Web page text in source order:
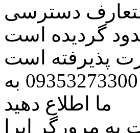
دسترسی
گردیده است
پذیرفته است
مراتب این مسئله را از طریق شماره تلفن 09353273300 به
ما اطلاع دهید
مرورگر اپرا